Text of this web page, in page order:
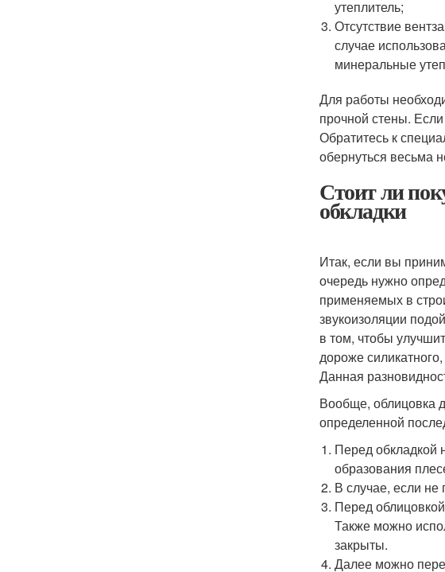
утеплитель;
Отсутствие
случае
минеральные
Для работы
прочной стены.
Обратитесь к
обернуться весьма
Стоит ли
обкладки
Итак, если вы
очередь нужно
применяемых в
звукоизоляции
в том, чтобы
дороже
Данная
Вообще, облицовка
определенной
Перед обкладкой
образования
В случае, если не
Перед
Также можно
закрыты.
Далее можно